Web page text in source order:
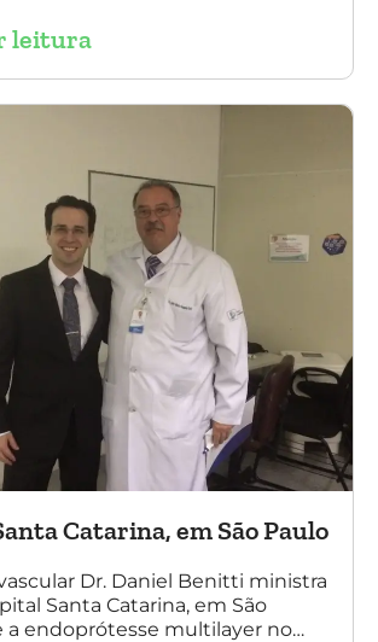
O evento também
Adnam Neser.
leitura
Catarina, em São Paulo
Dr. Daniel Benitti ministra
Santa Catarina, em São
a endoprótesse multilayer no